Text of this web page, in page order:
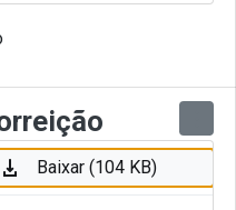
007-2023
Baixar (104 KB)